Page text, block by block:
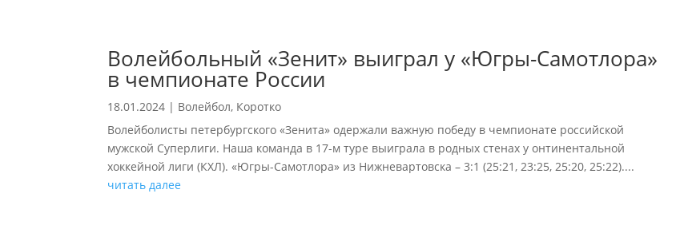
Волейбольный «Зенит» выиграл у «Югры-Самотлора»
в чемпионате России
18.01.2024 | Волейбол, Коротко
Волейболисты петербургского «Зенита» одержали важную победу в чемпионате российской
мужской Суперлиги. Наша команда в 17-м туре выиграла в родных стенах у онтинентальной
хоккейной лиги (КХЛ). «Югры-Самотлора» из Нижневартовска – 3:1 (25:21, 23:25, 25:20, 25:22)....
читать далее